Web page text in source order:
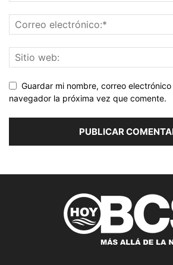
Guardar mi nombre, correo
navegador la próxima vez que comente.